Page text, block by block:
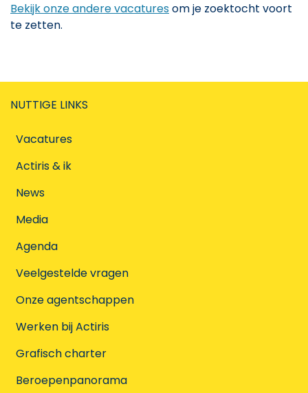
Bekijk onze andere vacaturesom je zoektocht voort
te zetten.
NUTTIGE LINKS
Vacatures
Actiris & ik
News
Media
Agenda
Veelgestelde vragen
Onze agentschappen
Werken bij Actiris
Grafisch charter
Beroepenpanorama